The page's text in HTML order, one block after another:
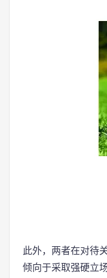
此外，两者在对待
倾向于采取强硬立